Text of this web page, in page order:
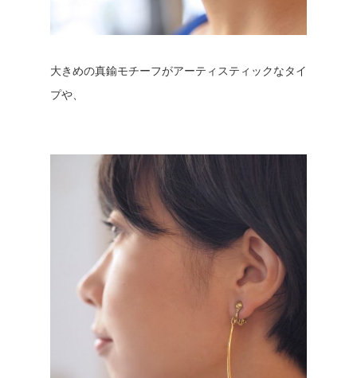
大きめの真鍮モチーフがアーティスティックなタイ
プや、